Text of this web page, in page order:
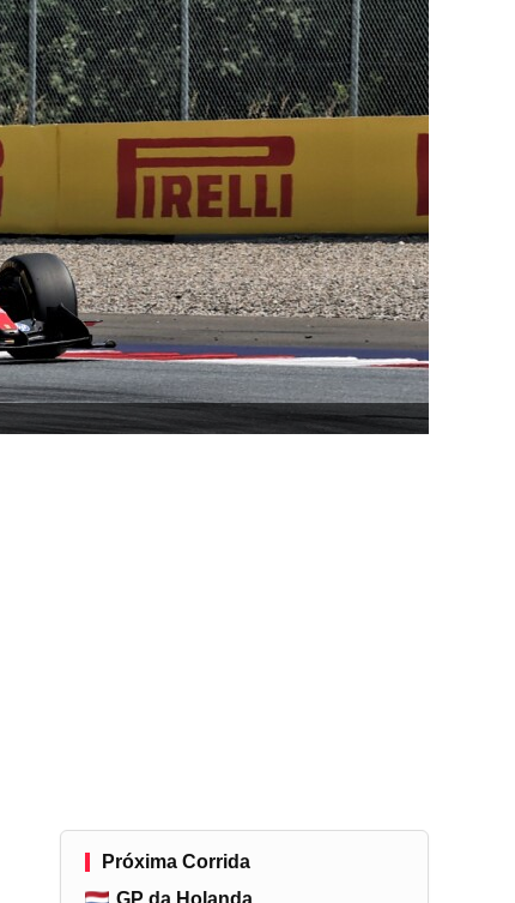
Próxima Corrida
GP da Holanda